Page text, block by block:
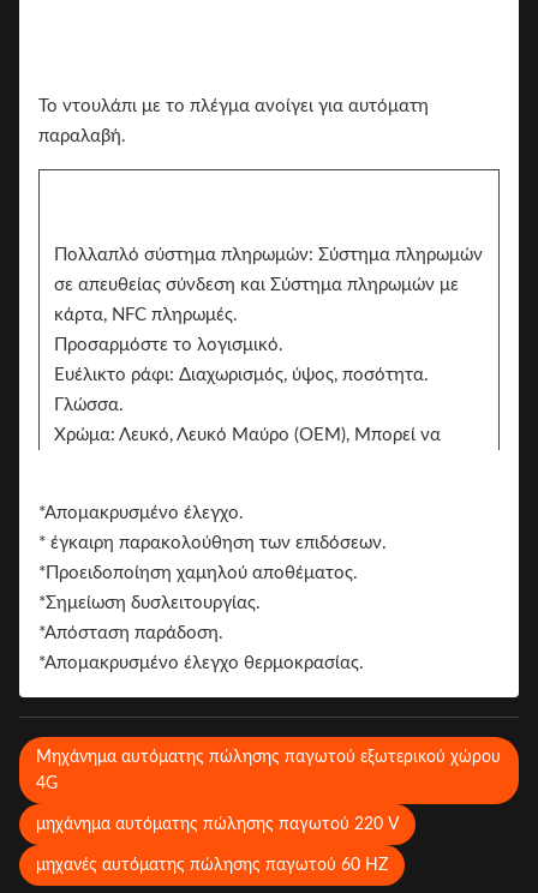
Το ντουλάπι με το πλέγμα ανοίγει για αυτόματη
παραλαβή.
Πολλαπλό σύστημα πληρωμών: Σύστημα πληρωμών
σε απευθείας σύνδεση και Σύστημα πληρωμών με
κάρτα, NFC πληρωμές.
Προσαρμόστε το λογισμικό.
Ευέλικτο ράφι: Διαχωρισμός, ύψος, ποσότητα.
Γλώσσα.
Χρώμα: Λευκό, Λευκό Μαύρο (OEM), Μπορεί να
Δύο πλευρές μπορούν να προσθέσουν το
αυτοκόλλητο για το branding
Το σήμα.
*Απομακρυσμένο έλεγχο.
* έγκαιρη παρακολούθηση των επιδόσεων.
*Προειδοποίηση χαμηλού αποθέματος.
*Σημείωση δυσλειτουργίας.
*Απόσταση παράδοση.
*Απομακρυσμένο έλεγχο θερμοκρασίας.
Μηχάνημα αυτόματης πώλησης παγωτού εξωτερικού χώρου
4G
μηχάνημα αυτόματης πώλησης παγωτού 220 V
μηχανές αυτόματης πώλησης παγωτού 60 HZ